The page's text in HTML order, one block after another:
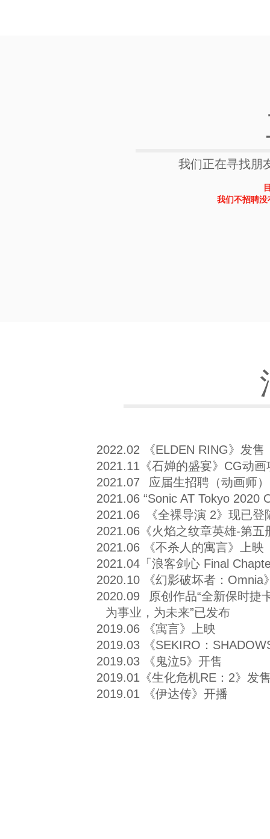
我们正在寻找朋
我们不招聘
2022.02 《ELDEN RING》发售
2021.11《石婵的盛宴》CG动画
2021.07
应届生招聘（动画师
2021.06 “Sonic AT Tokyo 2020
2021.06
《全裸导演 2》现已登
2021.06《火焰之纹章英雄-第五
2021.06 《不杀人的寓言》上映
2021.04「浪客剑心 Final
2020.10 《幻影破坏者：Omnia
2020.09
原创作品“全新保时捷
为事业，为未来”已发布
2019.06 《寓言》上映
2019.03 《SEKIRO：
2019.03 《鬼泣5》开售
2019.01《生化危机RE：2》发
2019.01 《伊达传》开播